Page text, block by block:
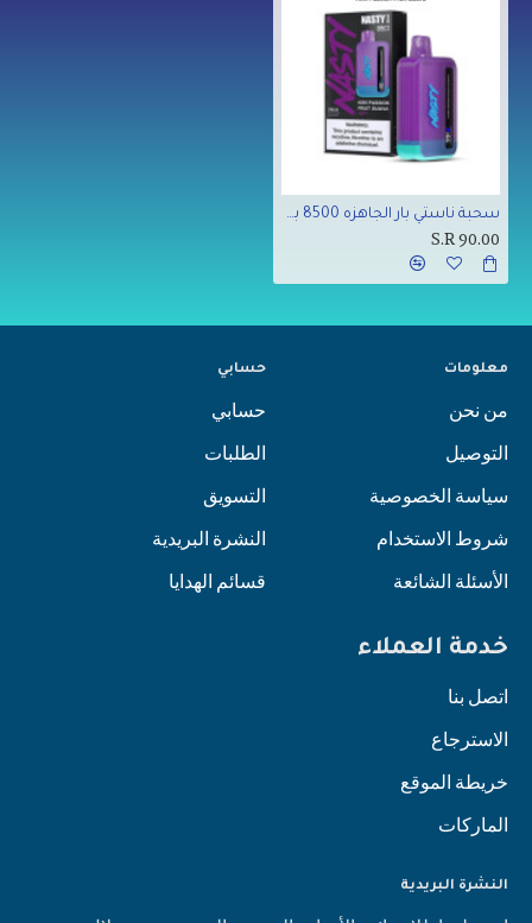
سحبة ناستي بار الجاهزه 8500 بف الكيوي والجوافة
S.R 90.00
معلومات
من نحن
التوصيل
سياسة الخصوصية
شروط الاستخدام
الأسئلة الشائعة
حسابي
حسابي
الطلبات
التسويق
النشرة البريدية
قسائم الهدايا
خدمة العملاء
اتصل بنا
الاسترجاع
خريطة الموقع
الماركات
النشرة البريدية